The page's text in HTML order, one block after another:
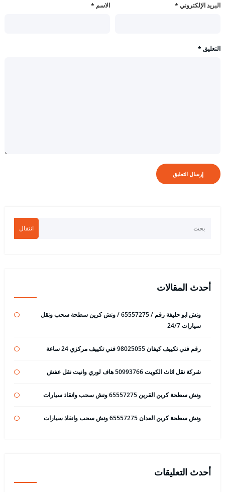
الاسم * البريد الإلكتروني *
التعليق *
انتقال
أحدث المقالات
ونش ابو حليفة رقم / 65557275 / ونش كرين سطحة سحب ونقل
سيارات 24/7
رقم فني تكييف كيفان 98025055 فني تكييف مركزي 24 ساعة
شركة نقل اثاث الكويت 50993766 هاف لوري وانيت نقل عفش
ونش سطحة كرين القرين 65557275 ونش سحب وانقاذ سيارات
ونش سطحة كرين العدان 65557275 ونش سحب وانقاذ سيارات
أحدث التعليقات